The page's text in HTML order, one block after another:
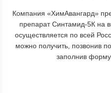
Компания «ХимАвангард»
препарат Синтамид-5К на
осуществляется по всей
можно получить, позвонив
заполнив форму